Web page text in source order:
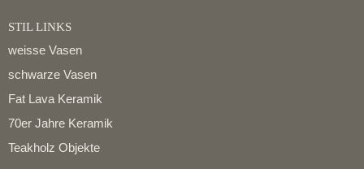
STIL LINKS
weisse Vasen
schwarze Vasen
Fat Lava Keramik
70er Jahre Keramik
Teakholz Objekte